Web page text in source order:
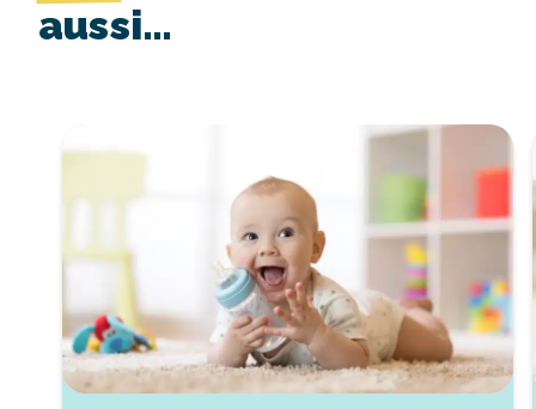
aussi…